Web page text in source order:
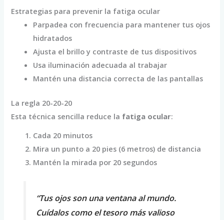
Estrategias para prevenir la fatiga ocular
Parpadea con frecuencia para mantener tus ojos
hidratados
Ajusta el brillo y contraste de tus dispositivos
Usa iluminación adecuada al trabajar
Mantén una distancia correcta de las pantallas
La regla 20-20-20
Esta técnica sencilla reduce la fatiga ocular:
Cada 20 minutos
Mira un punto a 20 pies (6 metros) de distancia
Mantén la mirada por 20 segundos
“Tus ojos son una ventana al mundo.
Cuídalos como el tesoro más valioso